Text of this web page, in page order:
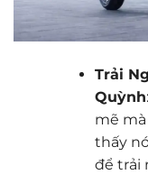
Trải
Quỳnh
mẽ
thấy
để trải